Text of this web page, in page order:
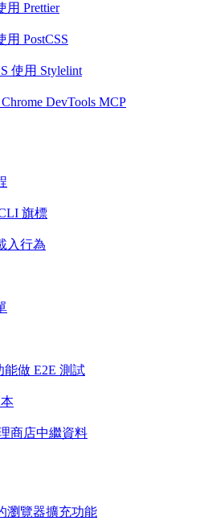
用 Prettier
PostCSS
使用 Stylelint
DevTools MCP
旗標
入行為
能做 E2E 測試
商店中繼資料
瀏覽器擴充功能